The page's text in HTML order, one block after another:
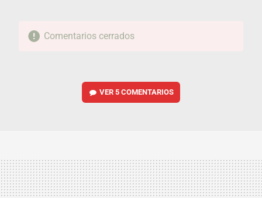
Comentarios cerrados
VER5 COMENTARIOS